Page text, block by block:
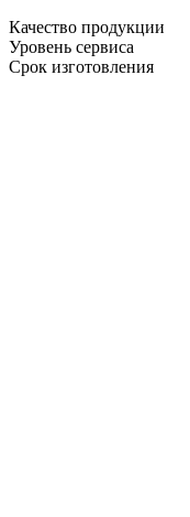
Качество продукции
Уровень сервиса
Срок изготовления